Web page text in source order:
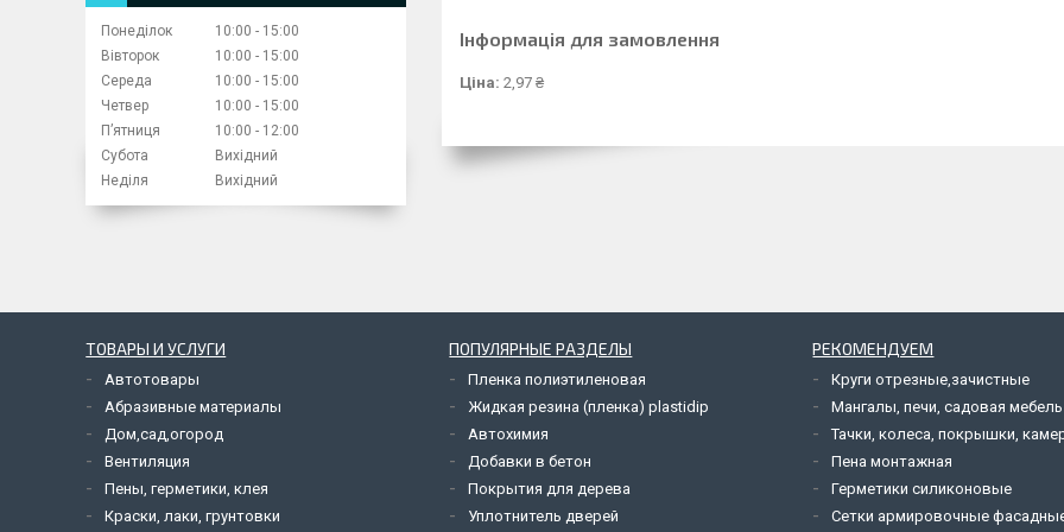
Інформація для замовлення
Ціна: 2,97 ₴
Понеділок 10:00
15:00
Вівторок
10:00
15:00
Середа
10:00
15:00
Четвер
10:00
15:00
Пʼятниця
10:00
12:00
Субота
Вихідний
Неділя
Вихідний
ТОВАРЫ И УСЛУГИ
Автотовары
Абразивные материалы
Дом,сад,огород
Вентиляция
Пены, герметики, клея
Краски, лаки, грунтовки
ПОПУЛЯРНЫЕ РАЗДЕЛЫ
Пленка полиэтиленовая
Жидкая резина (пленка) plastidip
Автохимия
Добавки в бетон
Покрытия для дерева
Уплотнитель дверей
РЕКОМЕНДУЕМ
Круги отрезные,зачистные
Мангалы, печи, садовая мебель
Тачки, колеса, покрышки,
Пена монтажная
Герметики силиконовые
Сетки армировочные